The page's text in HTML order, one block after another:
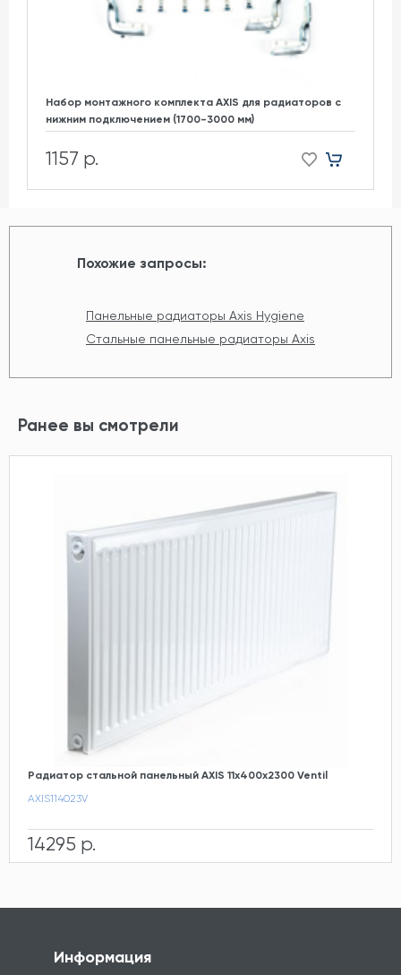
Набор монтажного комплекта AXIS для радиаторов с
нижним подключением (1700-3000 мм)
1157 р.
Похожие запросы:
Панельные радиаторы Axis Hygiene
Стальные панельные радиаторы Axis
Ранее вы смотрели
Радиатор стальной панельный AXIS 11х400х2300 Ventil
AXIS114023V
14295 р.
Информация